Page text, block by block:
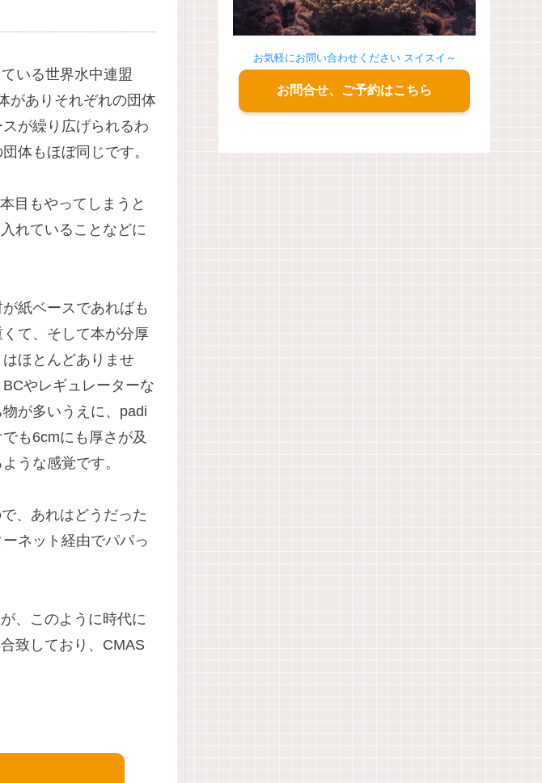
いる世界水中連盟
がありそれぞれの団体
が繰り広げられるわ
体もほぼ同じです。
目もやってしまうと
れていることなどに
紙ベースであればも
て、そして本が分厚
ほとんどありませ
やレギュレーターな
が多いうえに、padi
も6cmにも厚さが及
うな感覚です。
、あれはどうだった
ネット経由でパパっ
、このように時代に
致しており、CMAS
お気軽にお問い合わせください スイスイ～
お問合せ、ご予約はこちら